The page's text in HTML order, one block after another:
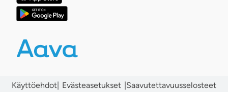
Käyttöehdot| Evästeasetukset |Saavutettavuusselosteet